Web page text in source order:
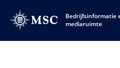
Bedrijfsinformatie
mediaruimte